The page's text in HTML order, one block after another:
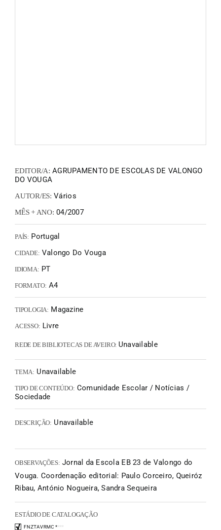
EDITOR/A: AGRUPAMENTO DE ESCOLAS DE VALONGO
DO VOUGA
AUTOR/ES: Vários
MÊS + ANO: 04/2007
PAÍS: Portugal
CIDADE: Valongo Do Vouga
IDIOMA: PT
FORMATO: A4
TIPOLOGIA: Magazine
ACESSO: Livre
REDE DE BIBLIOTECAS DE AVEIRO: Unavailable
TEMA: Unavailable
TIPO DE CONTEÚDO: Comunidade Escolar / Notícias /
Sociedade
DESCRIÇÃO: Unavailable
OBSERVAÇÕES: Jornal da Escola EB 23 de Valongo do
Vouga. Coordenação editorial: Paulo Corceiro, Queiróz
Ribau, António Nogueira, Sandra Sequeira
ESTÁDIO DE CATALOGAÇÃO
FNZTAVRMC ****